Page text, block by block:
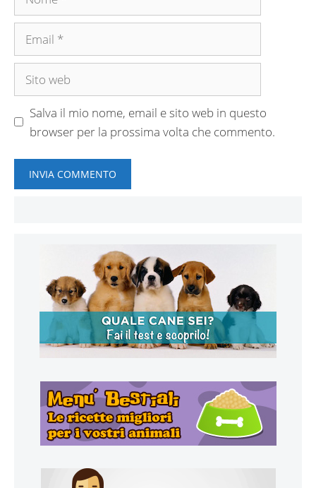
Email
Sito
Salva il mio nome, email e sito web in questo
browser per la prossima volta che commento.